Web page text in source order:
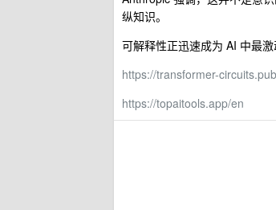
纵知识。
可解释性正迅速成为 AI 中最激
https://transformer-
https://topaitools.app/en